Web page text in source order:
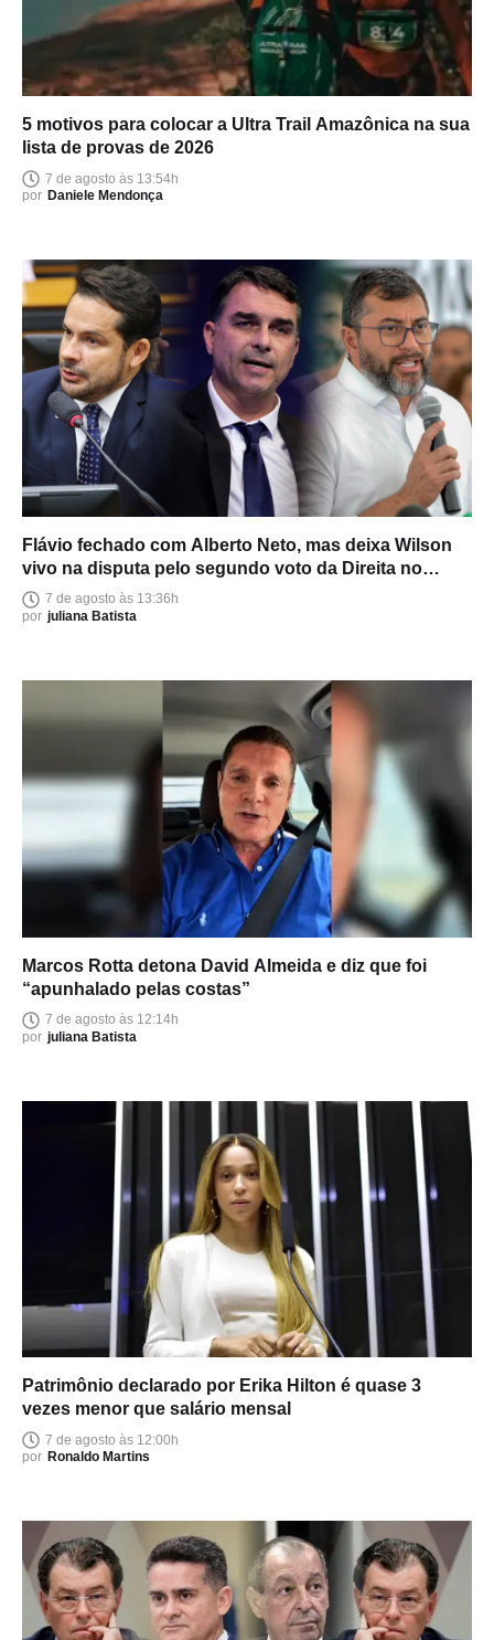
5 motivos para colocar a Ultra Trail Amazônica na sua
lista de provas de 2026
7 de agosto às 13:54h
por Daniele Mendonça
Flávio fechado com Alberto Neto, mas deixa Wilson
vivo na disputa pelo segundo voto da Direita no
Amazonas
7 de agosto às 13:36h
por juliana Batista
Marcos Rotta detona David Almeida e diz que foi
“apunhalado pelas costas”
7 de agosto às 12:14h
por juliana Batista
Patrimônio declarado por Erika Hilton é quase 3
vezes menor que salário mensal
7 de agosto às 12:00h
por Ronaldo Martins